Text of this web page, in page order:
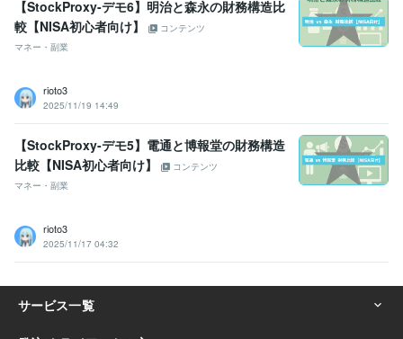
【StockProxy-デモ6】明治と森永の財務構造比
較【NISA初心者向け】
コンテンツ
マネー・副業
rioto3
2025/11/19 14:49
【StockProxy-デモ5】電通と博報堂の財務構造
比較【NISA初心者向け】
コンテンツ
マネー・副業
rioto3
2025/11/17 04:32